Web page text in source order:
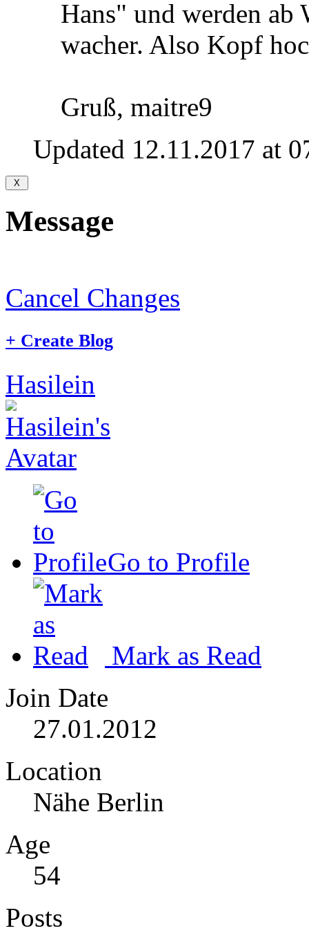
Hans" und werden ab
wacher. Also Kopf
Gruß, maitre9
Updated 12.11.2017 at
Message
Cancel Changes
+ Create Blog
Hasilein
Go to Profile
Mark as Read
Join Date
27.01.2012
Location
Nähe Berlin
Age
54
Posts